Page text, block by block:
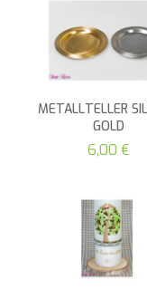
METALLTELLER
GOLD
6,00 €